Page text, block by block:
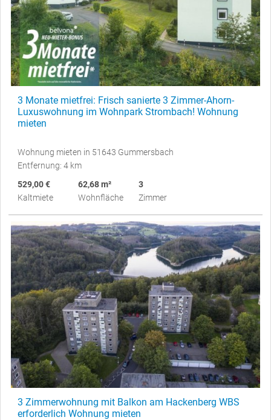
3 Monate mietfrei: Frisch sanierte 3 Zimmer-Ahorn-
Luxuswohnung im Wohnpark Strombach! Wohnung
mieten
Wohnung mieten in 51643 Gummersbach
Entfernung: 4 km
529,00 €
Kaltmiete
62,68 m²
Wohnfläche
3
Zimmer
3 Zimmerwohnung mit Balkon am Hackenberg WBS
erforderlich Wohnung mieten